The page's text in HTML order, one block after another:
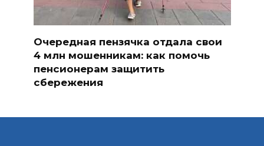
Очередная пензячка отдала свои
4 млн мошенникам: как помочь
пенсионерам защитить
сбережения